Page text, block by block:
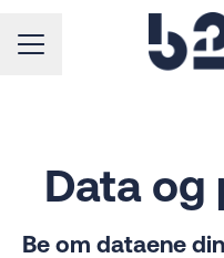
KARRIEREMENY
Data og
Be om dataene